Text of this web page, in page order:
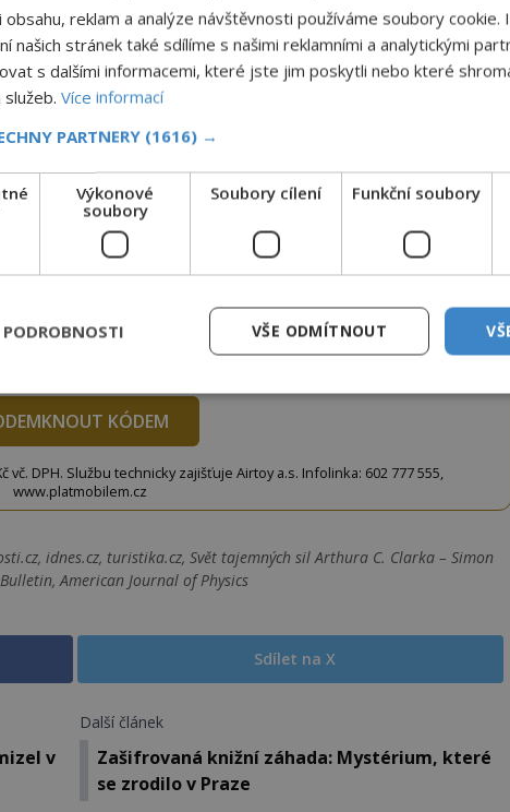
ODEMKNOUT ČLÁNEK
článek, můžete tak učinit zasláním jediné SMS.
opíšete do následujícího okénka a kliknutím na
jej odemknete.
CLANEK" odešlete na číslo903 33 20.
KÓDEM
vč. DPH. Službu technicky zajišťuje Airtoy a.s. Infolinka: 602 777 555,
www.platmobilem.cz
idnes.cz, turistika.cz, Svět tajemných sil Arthura C. Clarka – Simon
American Journal of Physics
Sdílet na X
v
Další článek
Zašifrovaná knižní záhada: Mystérium, které
se zrodilo v Praze
obsahu, reklam a analýze návštěvnosti používáme soubory cookie.
našich stránek také sdílíme s našimi reklamními a analytickými
s dalšími informacemi, které jste jim poskytli nebo které
Více informací
PARTNERY (1616) →
Výkonové
soubory
Soubory cílení Funkční soubory
VŠE ODMÍTNOUT